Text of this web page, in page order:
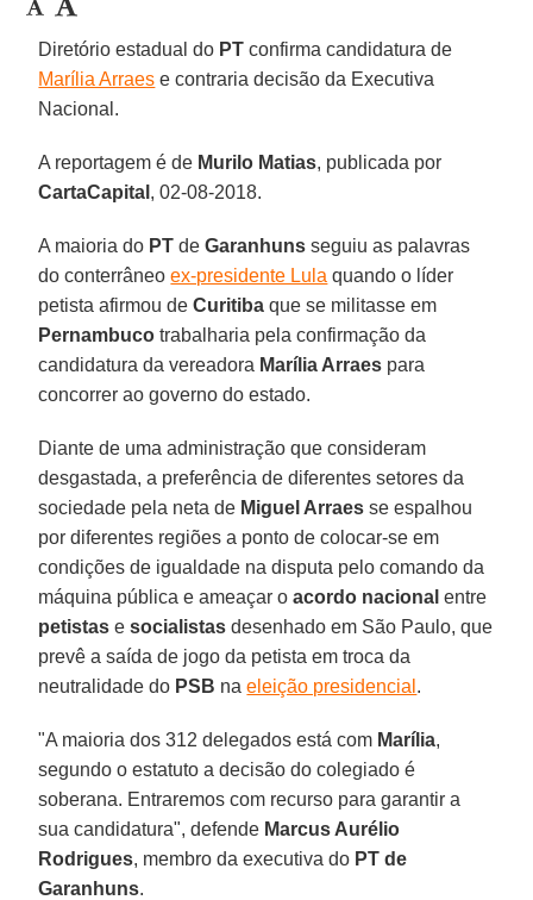
Diretório estadual do PT confirma candidatura de
Marília Arraes e contraria decisão da Executiva
Nacional.
A reportagem é de Murilo Matias, publicada por
CartaCapital , 02-08-2018.
A maioria do PT deGaranhuns seguiu as palavras
do conterrâneoex-presidente Lula quando o líder
petista afirmou deCuritiba que se militasse em
Pernambuco trabalharia pela confirmação da
candidatura da vereadora Marília Arraes para
concorrer ao governo do estado.
Diante de uma administração que consideram
desgastada, a preferência de diferentes setores da
sociedade pela neta de Miguel Arraes se espalhou
por diferentes regiões a ponto de colocar-se em
condições de igualdade na disputa pelo comando da
máquina pública e ameaçar oacordo nacional entre
petistas esocialistas desenhado em São Paulo, que
prevê a saída de jogo da petista em troca da
neutralidade do PSB naeleição presidencial .
"A maioria dos 312 delegados está com Marília,
segundo o estatuto a decisão do colegiado é
soberana. Entraremos com recurso para garantir a
sua candidatura", defende Marcus Aurélio
Rodrigues, membro da executiva do PT de
Garanhuns.